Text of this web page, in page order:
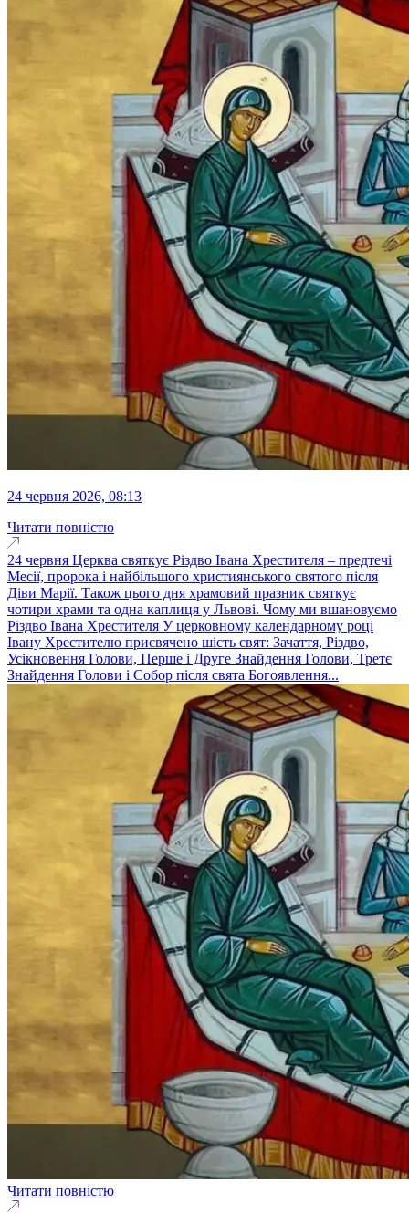
24 червня 2026, 08:13
Читати повністю
24 червня Церква святкує Різдво Івана Хрестителя – предтечі
Месії, пророка і найбільшого християнського святого після
Діви Марії. Також цього дня храмовий празник святкує
чотири храми та одна каплиця у Львові. Чому ми вшановуємо
Різдво Івана Хрестителя У церковному календарному році
Івану Хрестителю присвячено шість свят: Зачаття, Різдво,
Усікновення Голови, Перше і Друге Знайдення Голови, Третє
Знайдення Голови і Собор після свята Богоявлення...
Читати повністю